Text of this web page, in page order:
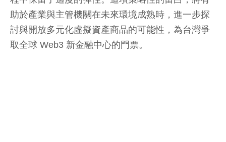
助於產業與主管機關在未來環境成熟時，進一步探
討與開放多元化虛擬資產商品的可能性，為台灣爭
取全球 Web3 新金融中心的門票。